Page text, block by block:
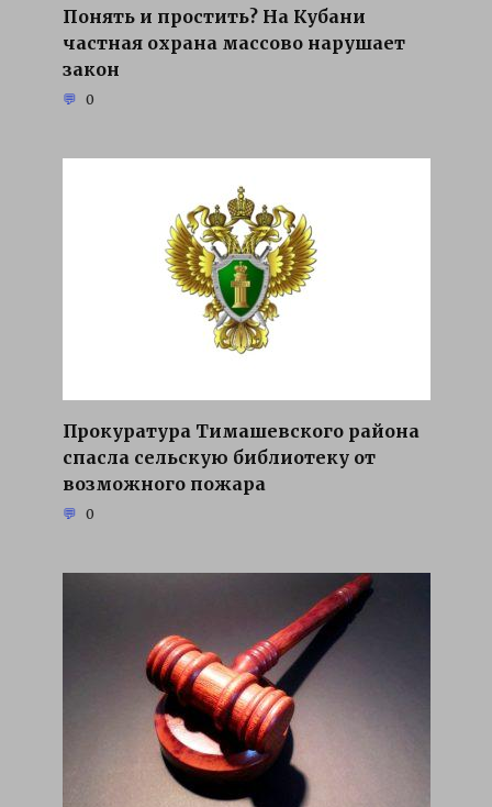
Понять и простить? На Кубани
частная охрана массово нарушает
закон
0
Прокуратура Тимашевского района
спасла сельскую библиотеку от
возможного пожара
0